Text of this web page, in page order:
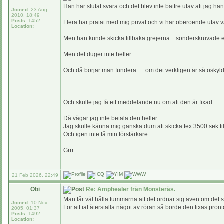
Joined: 23 Aug
2010, 18:49
Posts: 1452
Location:
Han har slutat svara och det blev inte bättre utav att jag
Flera har pratat med mig privat och vi har oberoende utav
Men han kunde skicka tillbaka grejerna... sönderskruvade
Men det duger inte heller.
Och då börjar man fundera..... om det verkligen är så
Och skulle jag få ett meddelande nu om att den är fixad...
Då vågar jag inte betala den heller....
Jag skulle känna mig ganska dum att skicka tex 3500 sek
Och igen inte få min förstärkare....
Grrr...
21 Feb 2026, 22:49
Obi
Joined: 10 Nov
2005, 01:37
Posts: 1492
Location:
Re: Amphealer från Mönsterås.
Man får väl hålla tummarna att det ordnar sig även om det
För att iaf återställa något av röran så borde den fixas